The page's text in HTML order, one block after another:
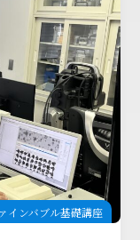
インバブル基礎講座